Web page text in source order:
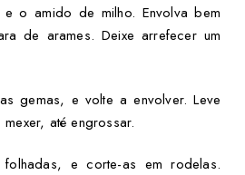
o amido de milho. Envolva bem
de arames. Deixe arrefecer um
gemas, e volte a envolver. Leve
até engrossar.
folhadas, e corte-as em rodelas.